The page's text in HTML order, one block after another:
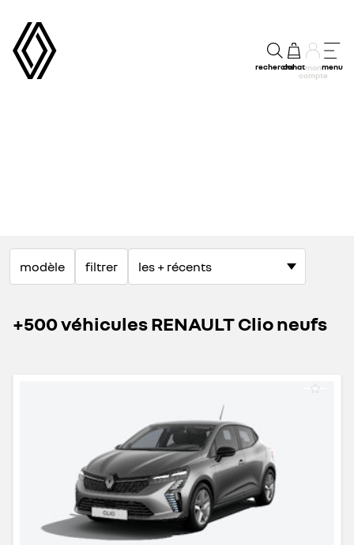
rechercheachatmon
compte
menu
modèle filtrer
+500 véhicules RENAULT Clio neufs